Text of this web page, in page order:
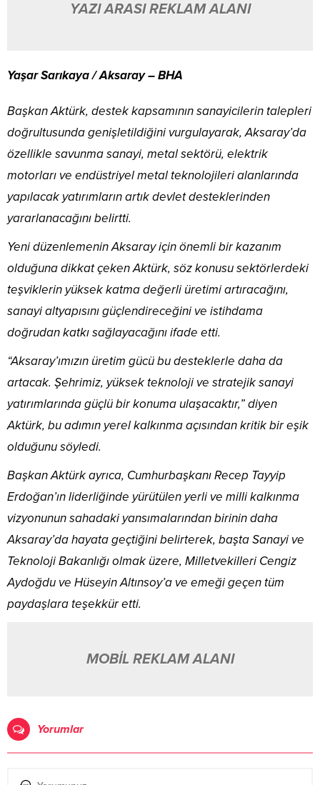
YAZI ARASI REKLAM ALANI
Yaşar Sarıkaya / Aksaray – BHA
Başkan Aktürk, destek kapsamının sanayicilerin talepleri
doğrultusunda genişletildiğini vurgulayarak, Aksaray’da
özellikle savunma sanayi, metal sektörü, elektrik
motorları ve endüstriyel metal teknolojileri alanlarında
yapılacak yatırımların artık devlet desteklerinden
yararlanacağını belirtti.
Yeni düzenlemenin Aksaray için önemli bir kazanım
olduğuna dikkat çeken Aktürk, söz konusu sektörlerdeki
teşviklerin yüksek katma değerli üretimi artıracağını,
sanayi altyapısını güçlendireceğini ve istihdama
doğrudan katkı sağlayacağını ifade etti.
“Aksaray’ımızın üretim gücü bu desteklerle daha da
artacak. Şehrimiz, yüksek teknoloji ve stratejik sanayi
yatırımlarında güçlü bir konuma ulaşacaktır,” diyen
Aktürk, bu adımın yerel kalkınma açısından kritik bir eşik
olduğunu söyledi.
Başkan Aktürk ayrıca, Cumhurbaşkanı Recep Tayyip
Erdoğan’ın liderliğinde yürütülen yerli ve milli kalkınma
vizyonunun sahadaki yansımalarından birinin daha
Aksaray’da hayata geçtiğini belirterek, başta Sanayi ve
Teknoloji Bakanlığı olmak üzere, Milletvekilleri Cengiz
Aydoğdu ve Hüseyin Altınsoy’a ve emeği geçen tüm
paydaşlara teşekkür etti.
MOBİL REKLAM ALANI
Yorumlar